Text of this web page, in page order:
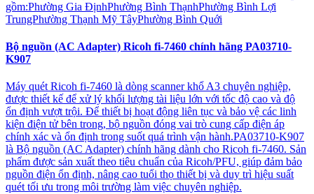
gồm:Phường Gia ĐịnhPhường Bình ThạnhPhường Bình Lợi
TrungPhường Thạnh Mỹ TâyPhường Bình Quới
Bộ nguồn (AC Adapter) Ricoh fi-7460 chính hãng PA03710-
K907
Máy quét Ricoh fi-7460 là dòng scanner khổ A3 chuyên nghiệp,
được thiết kế để xử lý khối lượng tài liệu lớn với tốc độ cao và độ
ổn định vượt trội. Để thiết bị hoạt động liên tục và bảo vệ các linh
kiện điện tử bên trong, bộ nguồn đóng vai trò cung cấp điện áp
chính xác và ổn định trong suốt quá trình vận hành.PA03710-K907
là Bộ nguồn (AC Adapter) chính hãng dành cho Ricoh fi-7460. Sản
phẩm được sản xuất theo tiêu chuẩn của Ricoh/PFU, giúp đảm bảo
nguồn điện ổn định, nâng cao tuổi thọ thiết bị và duy trì hiệu suất
quét tối ưu trong môi trường làm việc chuyên nghiệp.